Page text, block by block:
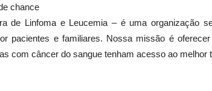
chance
de Linfoma e Leucemia – é uma organização
pacientes e familiares. Nossa missão é
com câncer do sangue tenham acesso ao melhor